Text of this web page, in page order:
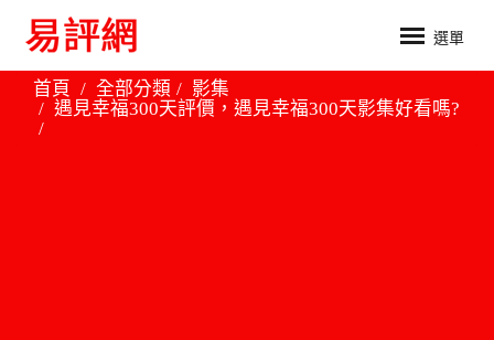
選單
首頁 全部分類
影集
遇見幸福300天評價，遇見幸福300天影集好看嗎?